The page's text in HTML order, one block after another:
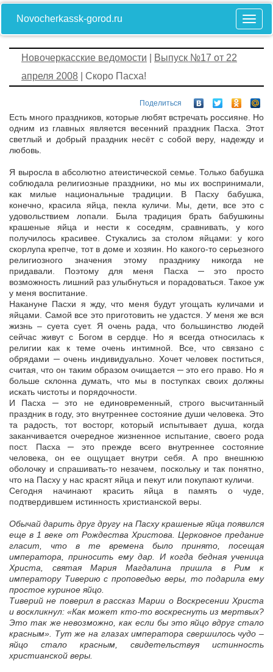
Novocherkassk-gorod.ru
Новочеркасские ведомости
Выпуск №17 от 22
апреля 2008 | Скоро Пасха!
Поделиться
Есть много праздников, которые любят встречать россияне. Но
одним из главных является весенний праздник Пасха. Этот
светлый и добрый праздник несёт с собой веру, надежду и
любовь.
Я выросла в абсолютно атеистической семье. Только бабушка
соблюдала религиозные праздники, но мы их воспринимали,
как милые национальные традиции. В Пасху бабушка,
конечно, красила яйца, пекла куличи. Мы, дети, все это с
удовольствием лопали. Была традиция брать бабушкины
крашеные яйца и нести к соседям, сравнивать, у кого
получилось красивее. Стукались за столом яйцами: у кого
скорлупа крепче, тот в доме и хозяин. Но какого-то серьезного
религиозного значения этому празднику никогда не
придавали. Поэтому для меня Пасха ─ это просто
возможность лишний раз улыбнуться и порадоваться. Такое уж
у меня воспитание.
Накануне Пасхи я жду, что меня будут угощать куличами и
яйцами. Самой все это приготовить не удастся. У меня же вся
жизнь – суета сует. Я очень рада, что большинство людей
сейчас живут с Богом в сердце. Но я всегда относилась к
религии как к теме очень интимной. Все, что связано с
обрядами ─ очень индивидуально. Хочет человек поститься,
считая, что он таким образом очищается ─ это его право. Но я
больше склонна думать, что мы в поступках своих должны
искать чистоты и порядочности.
И Пасха ─ это не единовременный, строго высчитанный
праздник в году, это внутреннее состояние души человека. Это
та радость, тот восторг, который испытывает душа, когда
заканчивается очередное жизненное испытание, своего рода
пост. Пасха ─ это прежде всего внутреннее состояние
человека, он ее ощущает внутри себя. А про внешнюю
оболочку и спрашивать-то незачем, поскольку и так понятно,
что на Пасху у нас красят яйца и пекут или покупают куличи.
Сегодня начинают красить яйца в память о чуде,
подтвердившем истинность христианской веры.
Обычай дарить друг другу на Пасху крашеные яйца появился
еще в 1 веке от Рождества Христова. Церковное предание
гласит, что в те времена было принято, посещая
императора, приносить ему дар. И когда бедная ученица
Христа, святая Мария Магдалина пришла в Рим к
императору Тиверию с проповедью веры, то подарила ему
простое куриное яйцо.
Тиверий не поверил в рассказ Марии о Воскресении Христа
и воскликнул: «Как может кто-то воскреснуть из мертвых?
Это так же невозможно, как если бы это яйцо вдруг стало
красным». Тут же на глазах императора свершилось чудо –
яйцо стало красным, свидетельствуя истинность
христианской веры.